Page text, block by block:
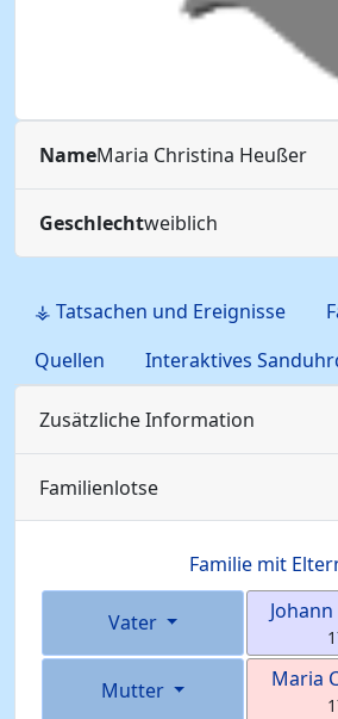
NameMaria Christina Heußer
Geschlechtweiblich
⚶ Tatsachen und Ereignisse
Quellen
Interaktives
Zusätzliche Information
Familienlotse
Familie mit
Vater
Mutter Maria